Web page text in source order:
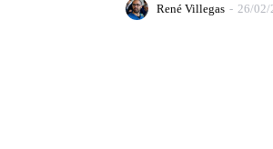
René Villegas - 26/02/